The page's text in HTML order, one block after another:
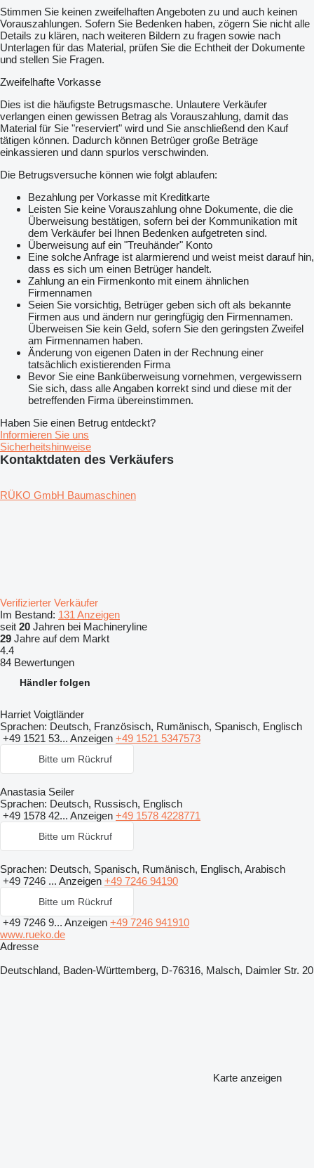
Stimmen Sie keinen zweifelhaften Angeboten zu und auch keinen
Vorauszahlungen. Sofern Sie Bedenken haben, zögern Sie nicht alle
Details zu klären, nach weiteren Bildern zu fragen sowie nach
Unterlagen für das Material, prüfen Sie die Echtheit der Dokumente
und stellen Sie Fragen.
Zweifelhafte Vorkasse
Dies ist die häufigste Betrugsmasche. Unlautere Verkäufer
verlangen einen gewissen Betrag als Vorauszahlung, damit das
Material für Sie "reserviert" wird und Sie anschließend den Kauf
tätigen können. Dadurch können Betrüger große Beträge
einkassieren und dann spurlos verschwinden.
Die Betrugsversuche können wie folgt ablaufen:
Bezahlung per Vorkasse mit Kreditkarte
Leisten Sie keine Vorauszahlung ohne Dokumente, die die
Überweisung bestätigen, sofern bei der Kommunikation mit
dem Verkäufer bei Ihnen Bedenken aufgetreten sind.
Überweisung auf ein "Treuhänder" Konto
Eine solche Anfrage ist alarmierend und weist meist darauf hin,
dass es sich um einen Betrüger handelt.
Zahlung an ein Firmenkonto mit einem ähnlichen
Firmennamen
Seien Sie vorsichtig, Betrüger geben sich oft als bekannte
Firmen aus und ändern nur geringfügig den Firmennamen.
Überweisen Sie kein Geld, sofern Sie den geringsten Zweifel
am Firmennamen haben.
Änderung von eigenen Daten in der Rechnung einer
tatsächlich existierenden Firma
Bevor Sie eine Banküberweisung vornehmen, vergewissern
Sie sich, dass alle Angaben korrekt sind und diese mit der
betreffenden Firma übereinstimmen.
Haben Sie einen Betrug entdeckt?
Informieren Sie uns
Sicherheitshinweise
Kontaktdaten des Verkäufers
RÜKO GmbH Baumaschinen
Verifizierter Verkäufer
Im Bestand: 131 Anzeigen
seit 20 Jahren bei Machineryline
29 Jahre auf dem Markt
4.4
84 Bewertungen
Händler folgen
Harriet Voigtländer
Sprachen: Deutsch, Französisch, Rumänisch, Spanisch, Englisch
+49 1521 53... Anzeigen +49 1521 5347573
Bitte um Rückruf
Anastasia Seiler
Sprachen: Deutsch, Russisch, Englisch
+49 1578 42... Anzeigen +49 1578 4228771
Bitte um Rückruf
Sprachen: Deutsch, Spanisch, Rumänisch, Englisch, Arabisch
+49 7246 ... Anzeigen +49 7246 94190
Bitte um Rückruf
+49 7246 9... Anzeigen +49 7246 941910
www.rueko.de
Adresse
Deutschland, Baden-Württemberg, D-76316, Malsch, Daimler Str. 20
Karte anzeigen